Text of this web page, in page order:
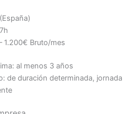
(España)
1.200€ Bruto/mes
al menos 3 años
de duración determinada, jornada